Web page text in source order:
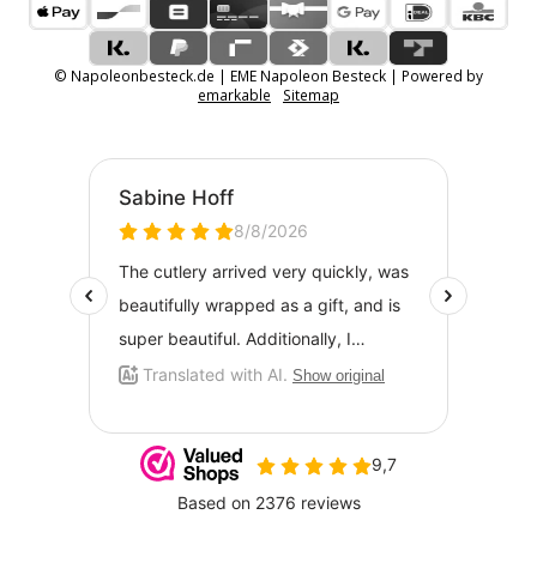
© Napoleonbesteck.de | EME Napoleon Besteck | Powered by
emarkable
Sitemap